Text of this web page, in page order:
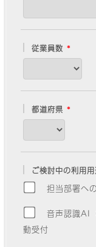
従業員数
都道府県
ご検討中の利用
担当部署へ
音声認識AI
動受付